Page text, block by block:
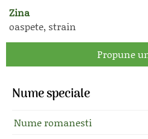
Zina
oaspete, strain
Propune
Nume speciale
Nume romanesti